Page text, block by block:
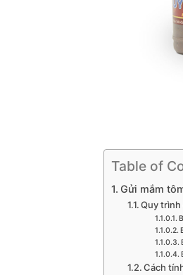
Table of
Gửi mắm
Quy trình
Cách